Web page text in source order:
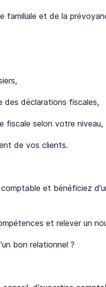
familiale et de la
des déclarations fiscales,
fiscale selon votre niveau,
de vos clients.
et bénéficiez
et relever un
bon relationnel ?